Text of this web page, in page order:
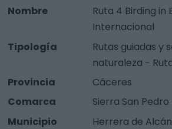
Nombre
Ruta 4 Birding in
Internacional
Tipología
Rutas guiadas y
naturaleza -
Provincia
Cáceres
Comarca
Sierra San
Municipio
Herrera de